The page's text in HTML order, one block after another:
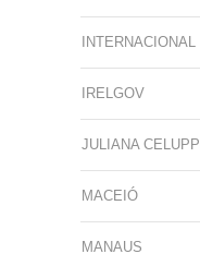
INTERNACIONAL
IRELGOV
JULIANA CELUPPI
MACEIÓ
MANAUS